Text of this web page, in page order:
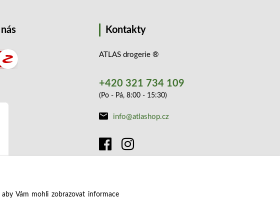
Kontakty
ATLAS drogerie ®
+420 321 734 109
(Po - Pá, 8:00 - 15:30)
info@atlashop.cz
Vám mohli zobrazovat informace